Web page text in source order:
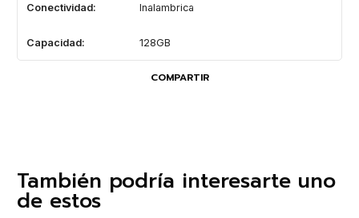
Conectividad: Inalambrica
Capacidad: 128GB
COMPARTIR
También podría interesarte uno
de estos